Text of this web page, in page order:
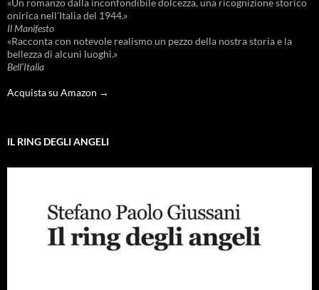
onirica nell'Italia del 1944.»
Il Manifesto
«Racconta con notevole realismo un pezzo della nostra storia e la
bellezza di alcuni luoghi.»
Bell'Italia
Acquista su Amazon →
IL RING DEGLI ANGELI